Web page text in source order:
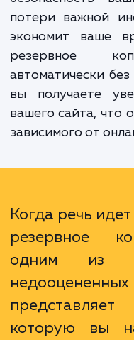
каких-либо
многочисленны.
безопасность
потери важной
вы получаете
вашего сайта,
зависимого от